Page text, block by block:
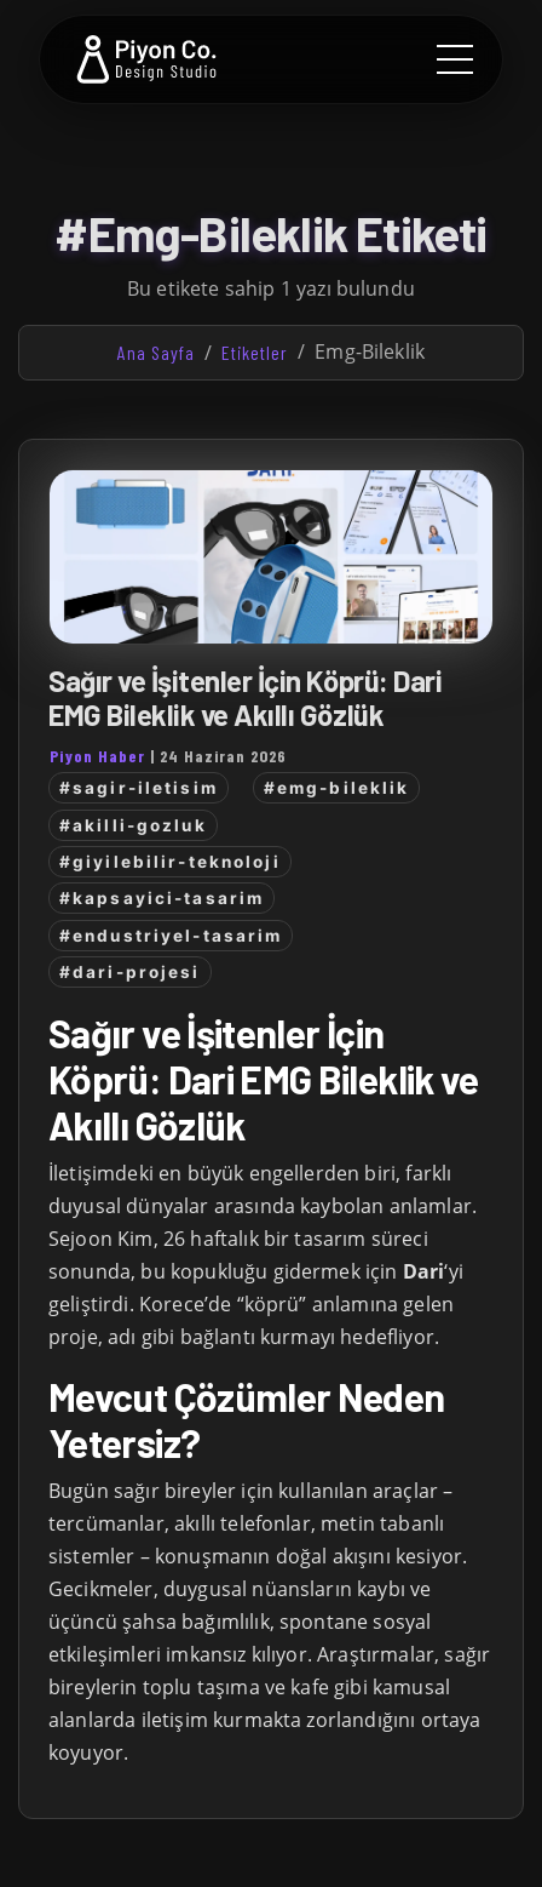
#Emg-Bileklik Etiketi
Bu etikete sahip 1 yazı bulundu
Ana Sayfa Etiketler Emg-Bileklik
Sağır ve İşitenler İçin Köprü: Dari
EMG Bileklik ve Akıllı Gözlük
Piyon Haber | 24 Haziran 2026
#sagir-iletisim
#emg-bileklik
#akilli-gozluk
#giyilebilir-teknoloji
#kapsayici-tasarim
#endustriyel-tasarim
#dari-projesi
Sağır ve İşitenler İçin
Köprü: Dari EMG Bileklik ve
Akıllı Gözlük
İletişimdeki en büyük engellerden biri, farklı
duyusal dünyalar arasında kaybolan anlamlar.
Sejoon Kim, 26 haftalık bir tasarım süreci
sonunda, bu kopukluğu gidermek için Dari‘yi
geliştirdi. Korece’de “köprü” anlamına gelen
proje, adı gibi bağlantı kurmayı hedefliyor.
Mevcut Çözümler Neden
Yetersiz?
Bugün sağır bireyler için kullanılan araçlar –
tercümanlar, akıllı telefonlar, metin tabanlı
sistemler – konuşmanın doğal akışını kesiyor.
Gecikmeler, duygusal nüansların kaybı ve
üçüncü şahsa bağımlılık, spontane sosyal
etkileşimleri imkansız kılıyor. Araştırmalar, sağır
bireylerin toplu taşıma ve kafe gibi kamusal
alanlarda iletişim kurmakta zorlandığını ortaya
koyuyor.